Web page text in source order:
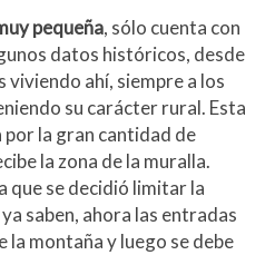
pequeña, sólo cuenta con
datos históricos, desde
viviendo ahí, siempre a los
su carácter rural. Esta
por la gran cantidad de
la zona de la muralla.
que se decidió limitar la
saben, ahora las entradas
la montaña y luego se debe